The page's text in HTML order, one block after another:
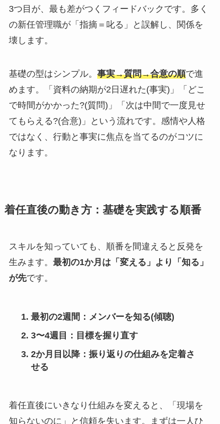
3つ目が、最も差がつくフィードバックです。多く
の新任管理職が「指摘＝叱る」と誤解し、関係を
壊します。
基礎の型はシンプル。 事実→質問→合意の順で進
めます。「資料の納期が2日遅れた(事実)」「どこ
で時間がかかった?(質問)」「次は中間で一度見せ
てもらえる?(合意)」という流れです。感情や人格
ではなく、行動と事実に焦点を当てるのがコツに
なります。
着任直後の動き方：基礎を実践する順番
スキルを知っていても、順番を間違えると反発を
生みます。 最初の1か月は「変える」より「知る」
が先です。
最初の2週間：メンバーを知る(傾聴)
3〜4週目：目標を握り直す
2か月目以降：振り返りの仕組みを定着さ
せる
着任直後にいきなり仕組みを変えると、「現場を
知らないのに」と信頼を失います。まずは一人ひ